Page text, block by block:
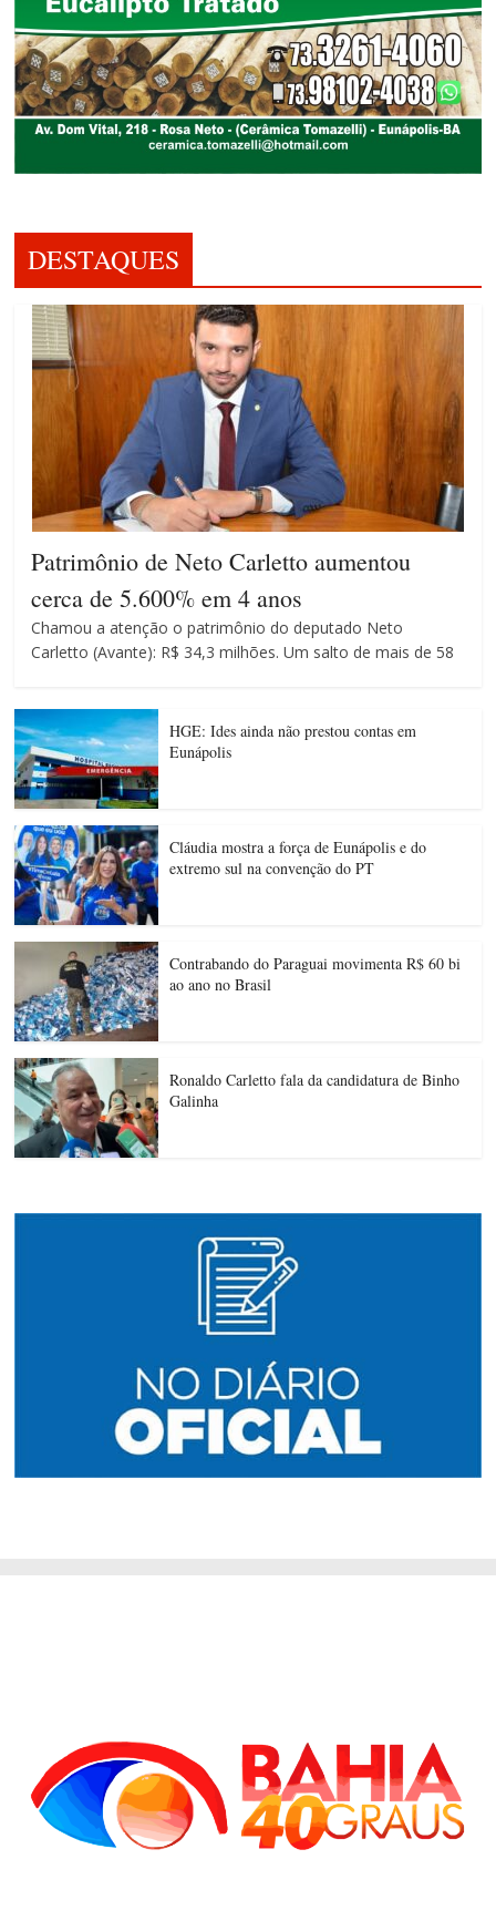
DESTAQUES
Patrimônio de Neto Carletto aumentou
cerca de 5.600% em 4 anos
Chamou a atenção o patrimônio do deputado Neto
Carletto (Avante): R$ 34,3 milhões. Um salto de mais de 58
HGE: Ides ainda não prestou contas em
Eunápolis
Cláudia mostra a força de Eunápolis e do
extremo sul na convenção do PT
Contrabando do Paraguai movimenta R$ 60 bi
ao ano no Brasil
Ronaldo Carletto fala da candidatura de Binho
Galinha